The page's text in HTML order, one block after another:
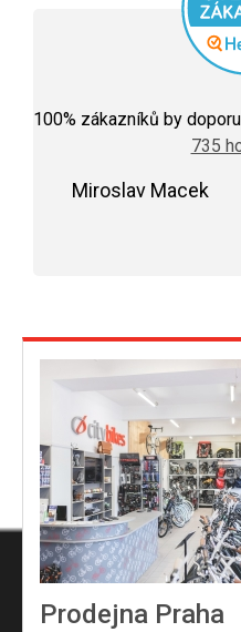
100% zákazníků by
735
Miroslav Macek
Prodejna Praha